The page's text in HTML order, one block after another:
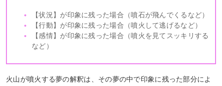
【状況】が印象に残った場合（噴石が飛んでくるなど）
【行動】が印象に残った場合（噴火して逃げるなど）
【感情】が印象に残った場合（噴火を見てスッキリする
など）
火山が噴火する夢の解釈は、その夢の中で印象に残った部分によ